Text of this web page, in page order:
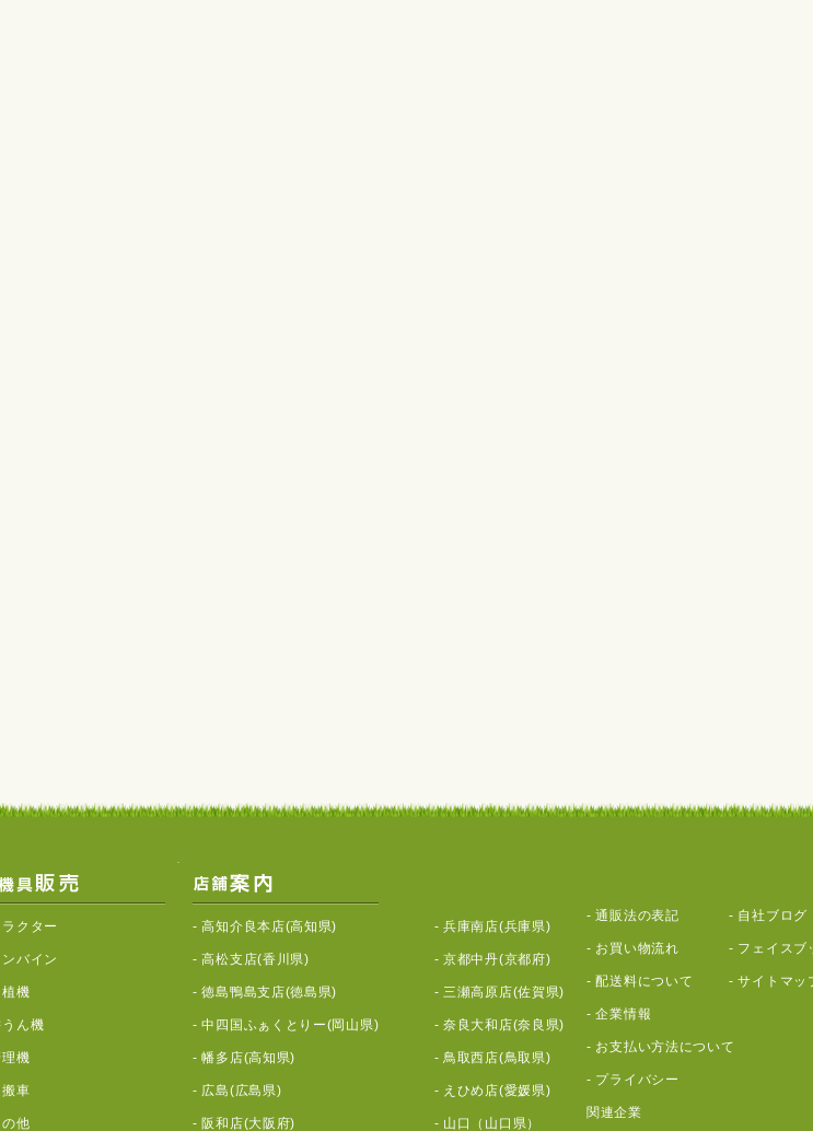
ラクター
ンバイン
植機
ん機
機
車
の他
-高知介良本店(高知県)
-高松支店(香川県)
-徳島鴨島支店(徳島県)
-中四国ふぁくとりー(岡山県)
-幡多店(高知県)
- 広島(広島県)
- 阪和店(大阪府)
- 兵庫南店(兵庫県)
- 京都中丹(京都府)
- 三瀬高原店(佐賀県)
- 奈良大和店(奈良県)
- 鳥取西店(鳥取県)
- えひめ店(愛媛県)
- 山口（山口県）
-通販法の表記
- お買い物流れ
-配送料について
- 自社ブログ
- フェイスブ
-サイトマッ
-企業情報
- お支払い方法について
- プライバシー
関連企業